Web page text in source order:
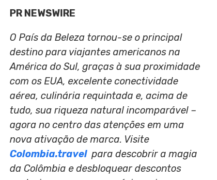
PR NEWSWIRE
O País da Beleza tornou-se o principal
destino para viajantes americanos na
América do Sul, graças à sua proximidade
com os EUA, excelente conectividade
aérea, culinária requintada e, acima de
tudo, sua riqueza natural incomparável –
agora no centro das atenções em uma
nova ativação de marca. Visite
Colombia.travel para descobrir a magia
da Colômbia e desbloquear descontos